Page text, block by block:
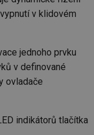
v klidovém
jednoho prvku
v definované
ovladače
indikátorů tlačítka